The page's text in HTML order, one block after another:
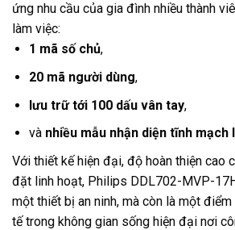
ứng nhu cầu của gia đình nhiều thành
làm việc:
1 mã số chủ,
20 mã người dùng,
lưu trữ tới 100 dấu vân tay,
và nhiều mẫu nhận diện tĩnh mạch
Với thiết kế hiện đại, độ hoàn thiện cao
đặt linh hoạt, Philips DDL702-MVP-
một thiết bị an ninh, mà còn là một
tế trong không gian sống hiện đại nơi